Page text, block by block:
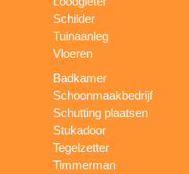
Schilder
Tuinaanleg
Vloeren
Badkamer
Schoonmaakbedrijf
Schutting plaatsen
Stukadoor
Tegelzetter
Timmerman